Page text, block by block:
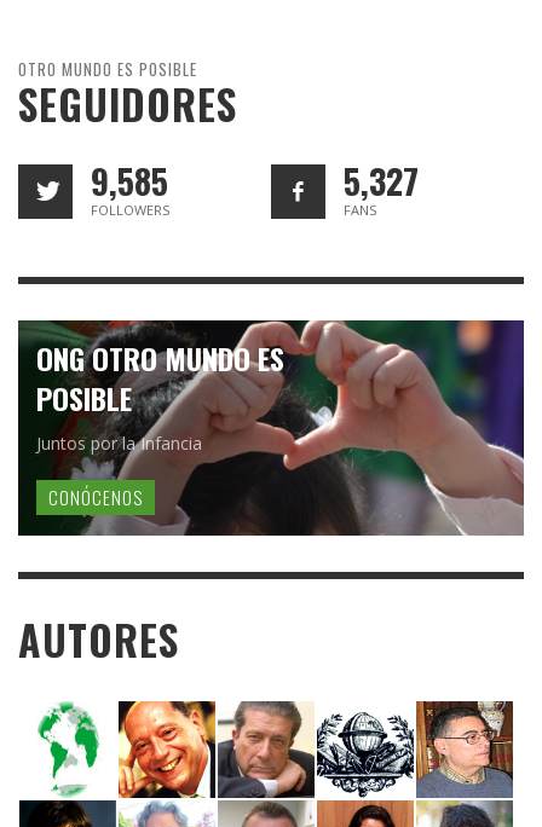
OTRO MUNDO ES POSIBLE
SEGUIDORES
9,585
FOLLOWERS
5,327
FANS
ONG OTRO MUNDO ES
POSIBLE
Juntos por la Infancia
CONÓCENOS
AUTORES